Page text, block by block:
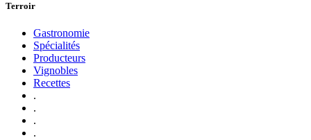
Terroir
Gastronomie
Spécialités
Producteurs
Vignobles
Recettes
.
.
.
.